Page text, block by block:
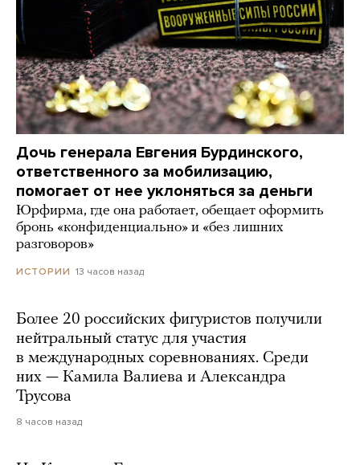
Дочь генерала Евгения Бурдинского,
ответственного за мобилизацию,
помогает от нее уклоняться за деньги
Юрфирма, где она работает, обещает оформить
бронь «конфиденциально» и «без лишних
разговоров»
ИСТОРИИ 13 часов назад
Более 20 российских фигуристов получили
нейтральный статус для участия
в международных соревнованиях. Среди
них — Камила Валиева и Александра
Трусова
8 часов назад